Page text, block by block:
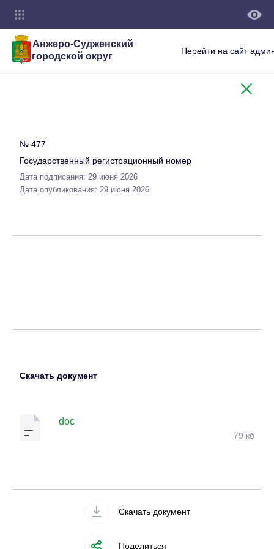
Анжеро-Судженский
городской округ
Перейти на сайт
№ 477
Государственный регистрационный номер
Дата подписания: 29 июня 2026
Дата опубликования: 29 июня 2026
Скачать документ
doc
79 кб
Скачать документ
Поделиться